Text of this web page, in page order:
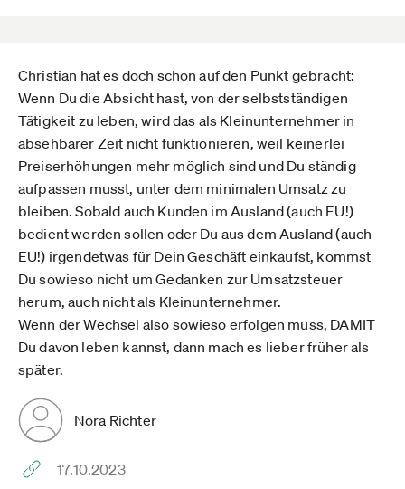
Christian hat es doch schon auf den Punkt gebracht:
Wenn Du die Absicht hast, von der selbstständigen
Tätigkeit zu leben, wird das als Kleinunternehmer in
absehbarer Zeit nicht funktionieren, weil keinerlei
Preiserhöhungen mehr möglich sind und Du ständig
aufpassen musst, unter dem minimalen Umsatz zu
bleiben. Sobald auch Kunden im Ausland (auch EU!)
bedient werden sollen oder Du aus dem Ausland (auch
EU!) irgendetwas für Dein Geschäft einkaufst, kommst
Du sowieso nicht um Gedanken zur Umsatzsteuer
herum, auch nicht als Kleinunternehmer.
Wenn der Wechsel also sowieso erfolgen muss, DAMIT
Du davon leben kannst, dann mach es lieber früher als
später.
Nora Richter
17.10.2023